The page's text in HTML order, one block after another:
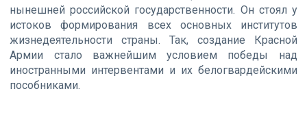
нынешней российской государственности. Он стоял у
истоков формирования всех основных институтов
жизнедеятельности страны. Так, создание Красной
Армии стало важнейшим условием победы над
иностранными интервентами и их белогвардейскими
пособниками.